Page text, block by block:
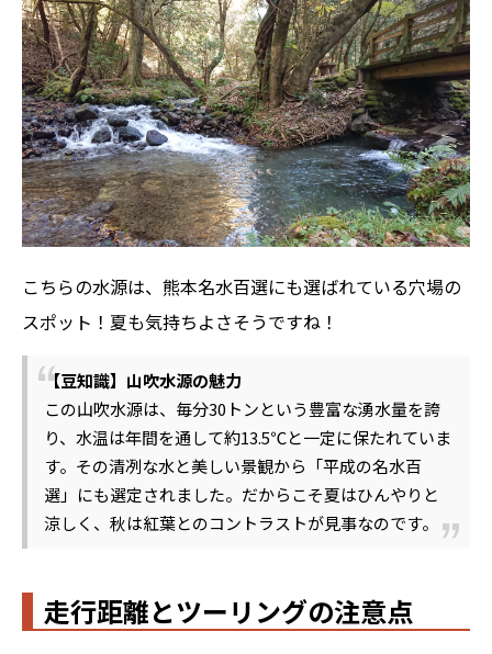
こちらの水源は、熊本名水百選にも選ばれている穴場の
スポット！夏も気持ちよさそうですね！
【豆知識】山吹水源の魅力
この山吹水源は、毎分30トンという豊富な湧水量を誇
り、水温は年間を通して約13.5℃と一定に保たれていま
す。その清冽な水と美しい景観から「平成の名水百
選」にも選定されました。だからこそ夏はひんやりと
涼しく、秋は紅葉とのコントラストが見事なのです。
走行距離とツーリングの注意点